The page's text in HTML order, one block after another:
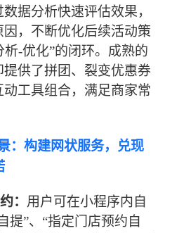
据分析快速评估效果，
，不断优化后续活动策
析-优化”的闭环。成熟的
供了拼团、裂变优惠券
工具组合，满足商家常
：构建网状服务，兑现
： 用户可在小程序内自
提”、“指定门店预约自